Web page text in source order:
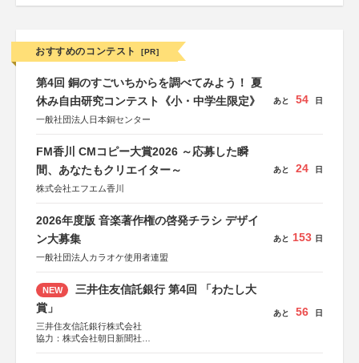
おすすめのコンテスト [PR]
第4回 銅のすごいちからを調べてみよう！ 夏
休み自由研究コンテスト《小・中学生限定》
一般社団法人日本銅センター
あと 54 日
FM香川 CMコピー大賞2026 ～応募した瞬
間、あなたもクリエイター～
株式会社エフエム香川
あと 24 日
2026年度版 音楽著作権の啓発チラシ デザイ
ン大募集
一般社団法人カラオケ使用者連盟
あと 153 日
NEW
三井住友信託銀行 第4回 「わたし大
賞」
三井住友信託銀行株式会社
協力：株式会社朝日新聞社
あと 56 日